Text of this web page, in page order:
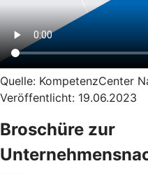
Quelle: KompetenzCenter
Veröffentlicht: 19.06.2023
Broschüre zur